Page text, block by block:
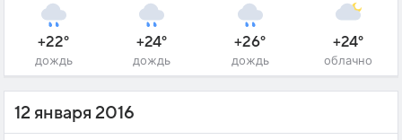
+22°
дождь
+24°
дождь
+26°
дождь
+24°
облачно
12 января 2016